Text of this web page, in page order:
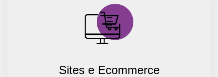
Sites e Ecommerce